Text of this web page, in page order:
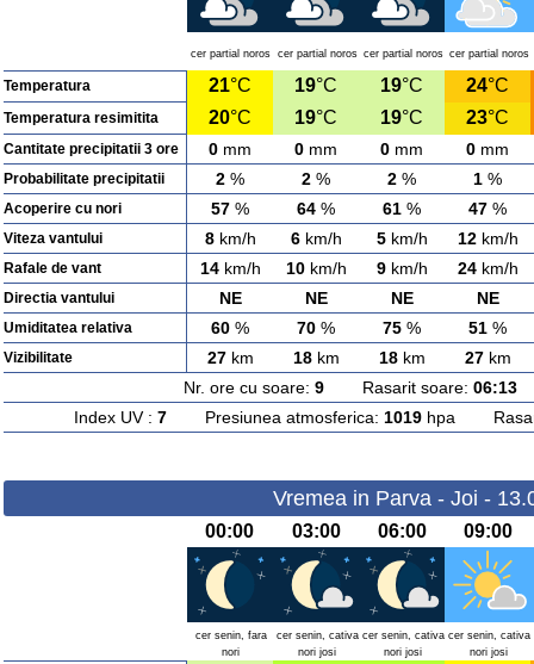
cer partial noros cer partial noros cer partial noros cer partial noros
Temperatura 21°C 19°C 19°C 24°C
Temperatura resimitita 20°C 19°C 19°C 23°C
Cantitate precipitatii 3 ore 0 mm 0 mm 0 mm 0 mm
Probabilitate precipitatii 2 % 2 % 2 % 1 %
Acoperire cu nori 57 % 64 % 61 % 47 %
Viteza vantului 8km/h 6km/h 5km/h 12km/h
Rafale de vant 14km/h 10km/h 9km/h 24km/h
Directia vantului NE NE NE NE
Umiditatea relativa 60 % 70 % 75 % 51 %
Vizibilitate 27km 18km 18km 27km
Nr. ore cu soare: 9Rasarit soare: 06:13
Index UV : 7Presiunea atmosferica: 1019hpa
Vremea in Parva - Joi -
00:00 03:00 06:00 09:00
cer senin, fara
nori
cer senin, cativa
nori josi
cer senin, cativa
nori josi
cer senin, cativa
nori josi